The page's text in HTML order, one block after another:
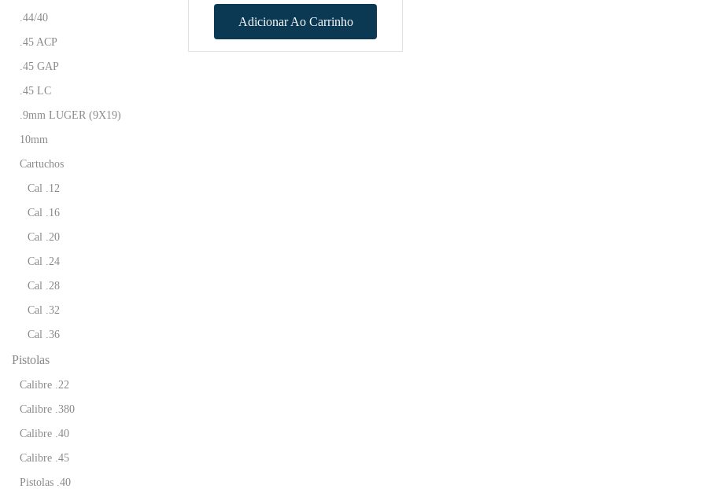
Adicionar Ao Carrinho
.44/40
.45 ACP
.45 GAP
.45 LC
.9mm LUGER (9X19)
10mm
Cartuchos
Cal .12
Cal .16
Cal .20
Cal .24
Cal .28
Cal .32
Cal .36
Pistolas
Calibre .22
Calibre .380
Calibre .40
Calibre .45
Pistolas .40